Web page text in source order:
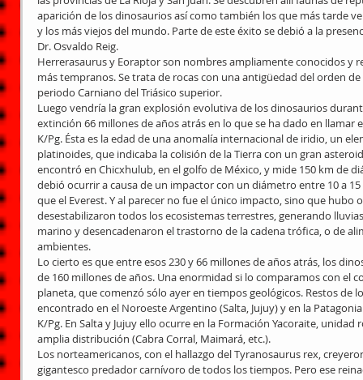
aparición de los dinosaurios así como también los que más tarde
y los más viejos del mundo. Parte de este éxito se debió a la
Dr. Osvaldo Reig.
Herrerasaurus y Eoraptor son nombres ampliamente conocidos y
más tempranos. Se trata de rocas con una antigüedad del orden
periodo Carniano del Triásico superior.
Luego vendría la gran explosión evolutiva de los dinosaurios
extinción 66 millones de años atrás en lo que se ha dado en llamar
K/Pg. Ésta es la edad de una anomalía internacional de iridio, un
platinoides, que indicaba la colisión de la Tierra con un gran
encontró en Chicxhulub, en el golfo de México, y mide 150 km de
debió ocurrir a causa de un impactor con un diámetro entre 10 a
que el Everest. Y al parecer no fue el único impacto, sino que
desestabilizaron todos los ecosistemas terrestres, generando
marino y desencadenaron el trastorno de la cadena trófica, o de
ambientes.
Lo cierto es que entre esos 230 y 66 millones de años atrás, los
de 160 millones de años. Una enormidad si lo comparamos con el
planeta, que comenzó sólo ayer en tiempos geológicos. Restos de
encontrado en el Noroeste Argentino (Salta, Jujuy) y en la
K/Pg. En Salta y Jujuy ello ocurre en la Formación Yacoraite,
amplia distribución (Cabra Corral, Maimará, etc.).
Los norteamericanos, con el hallazgo del Tyranosaurus rex,
gigantesco predador carnívoro de todos los tiempos. Pero ese